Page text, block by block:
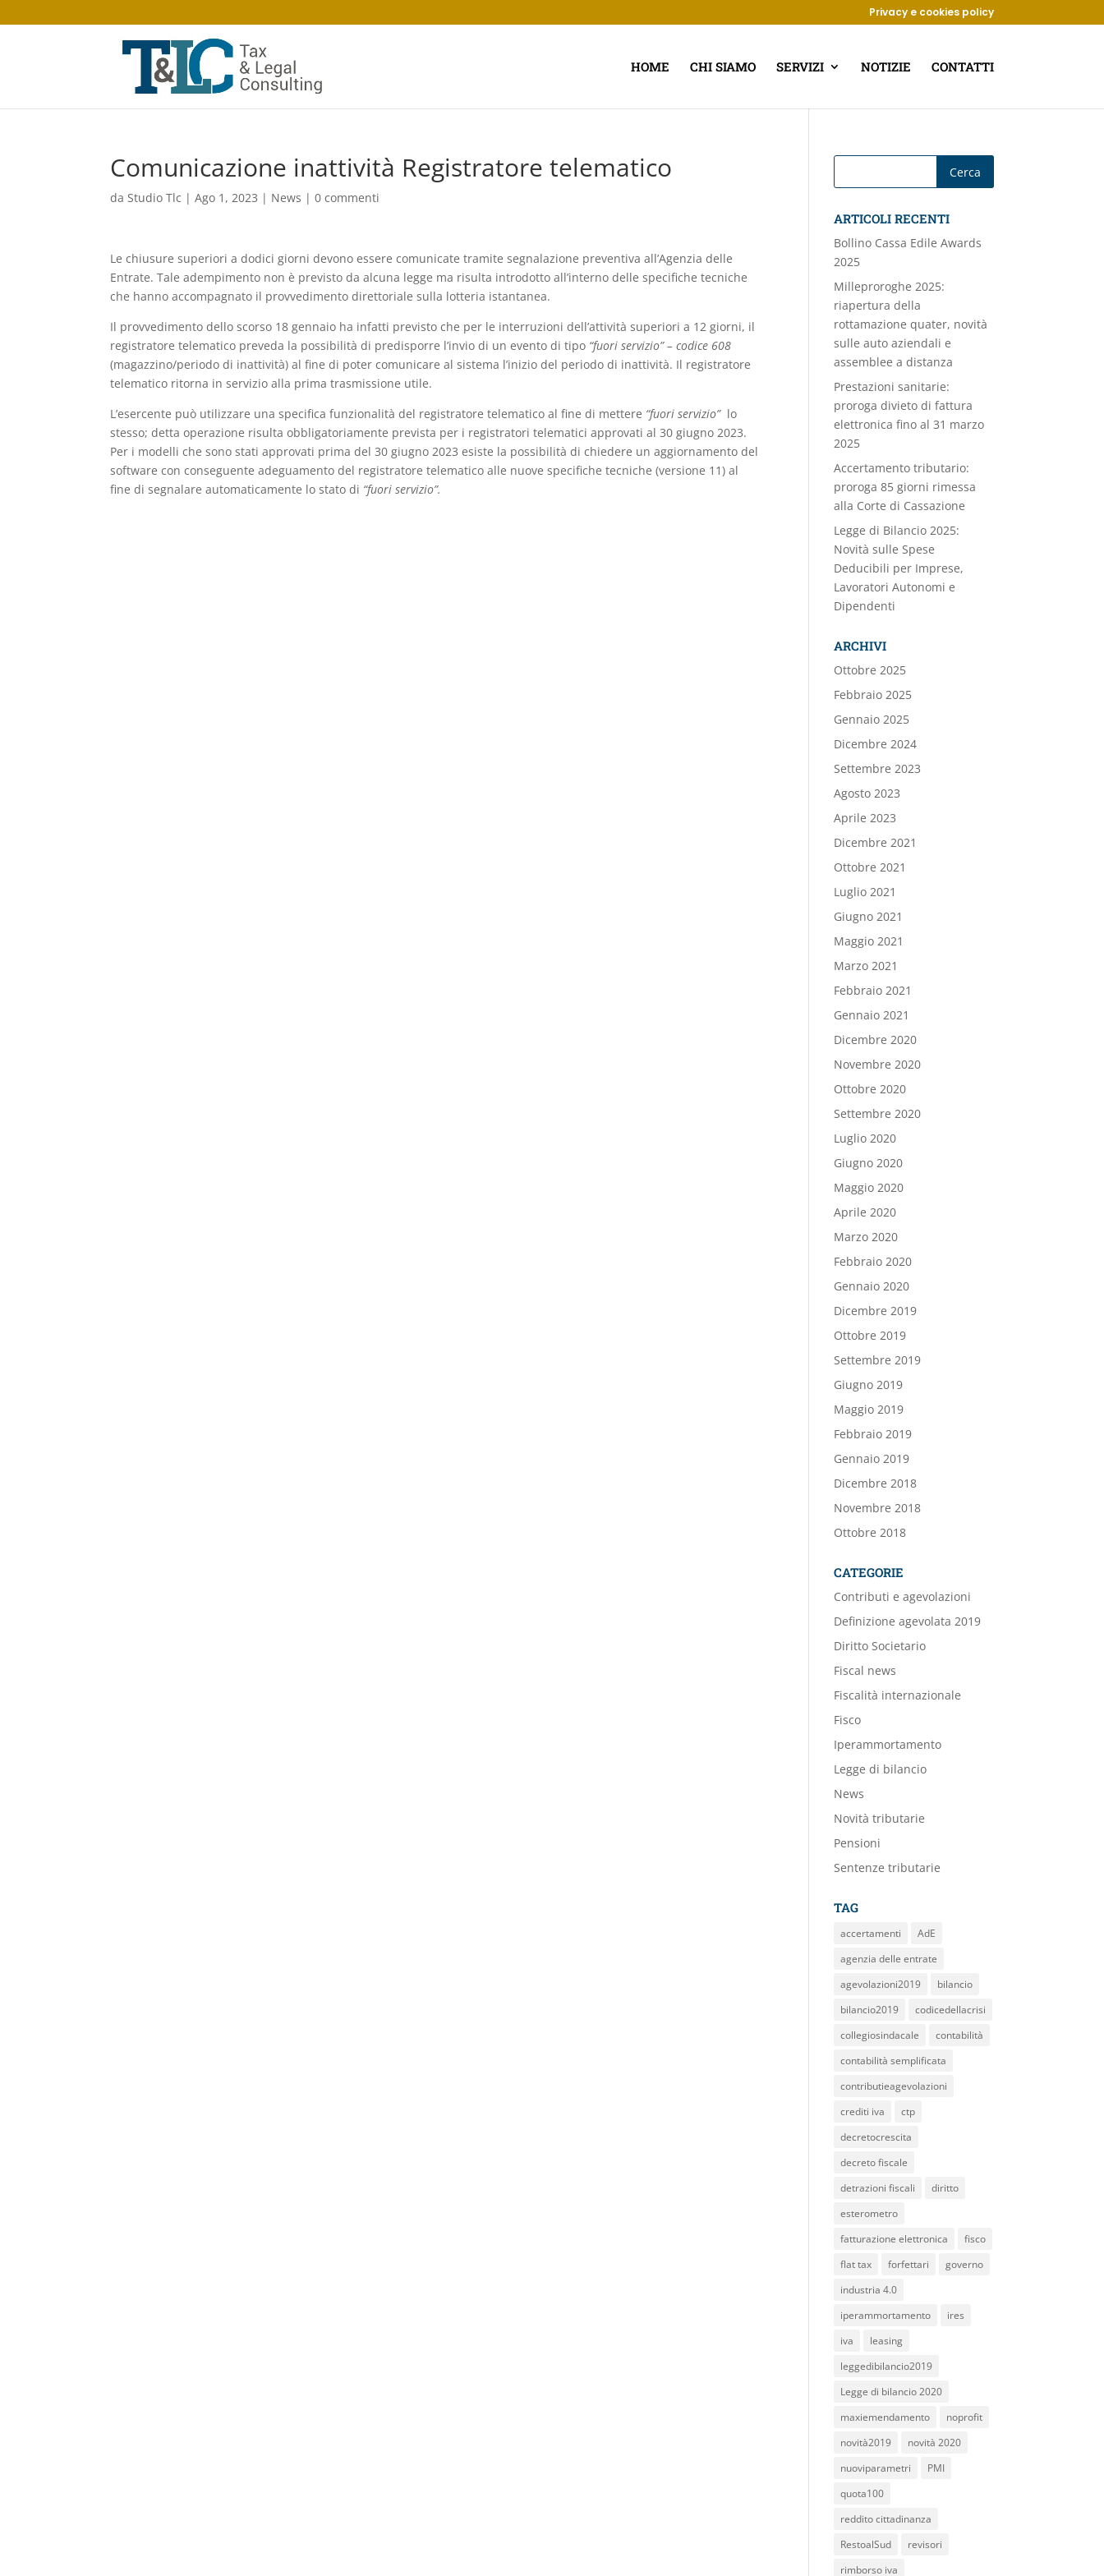
Privacy e cookies policy
HOME CHI SIAMO SERVIZI NOTIZIE CONTATTI
Comunicazione inattività Registratore telematico
daStudio Tlc |Ago 1, 2023 | News |0 commenti
Le chiusure superiori a dodici giorni devono essere comunicate tramite segnalazione preventiva all’Agenzia delle
Entrate. Tale adempimento non è previsto da alcuna legge ma risulta introdotto all’interno delle specifiche tecniche
che hanno accompagnato il provvedimento direttoriale sulla lotteria istantanea.
Il provvedimento dello scorso 18 gennaio ha infatti previsto che per le interruzioni dell’attività superiori a 12 giorni, il
registratore telematico preveda la possibilità di predisporre l’invio di un evento di tipo “fuori servizio” – codice 608
(magazzino/periodo di inattività) al fine di poter comunicare al sistema l’inizio del periodo di inattività. Il registratore
telematico ritorna in servizio alla prima trasmissione utile.
L’esercente può utilizzare una specifica funzionalità del registratore telematico al fine di mettere “fuori servizio” lo
stesso; detta operazione risulta obbligatoriamente prevista per i registratori telematici approvati al 30 giugno 2023.
Per i modelli che sono stati approvati prima del 30 giugno 2023 esiste la possibilità di chiedere un aggiornamento del
software con conseguente adeguamento del registratore telematico alle nuove specifiche tecniche (versione 11) al
fine di segnalare automaticamente lo stato di “fuori servizio”.
ARTICOLI RECENTI
Bollino Cassa Edile Awards
2025
Milleproroghe 2025:
riapertura della
rottamazione quater, novità
sulle auto aziendali e
assemblee a distanza
Prestazioni sanitarie:
proroga divieto di fattura
elettronica fino al 31 marzo
2025
Accertamento tributario:
proroga 85 giorni rimessa
alla Corte di Cassazione
Legge di Bilancio 2025:
Novità sulle Spese
Deducibili per Imprese,
Lavoratori Autonomi e
Dipendenti
ARCHIVI
Ottobre 2025
Febbraio 2025
Gennaio 2025
Dicembre 2024
Settembre 2023
Agosto 2023
Aprile 2023
Dicembre 2021
Ottobre 2021
Luglio 2021
Giugno 2021
Maggio 2021
Marzo 2021
Febbraio 2021
Gennaio 2021
Dicembre 2020
Novembre 2020
Ottobre 2020
Settembre 2020
Luglio 2020
Giugno 2020
Maggio 2020
Aprile 2020
Marzo 2020
Febbraio 2020
Gennaio 2020
Dicembre 2019
Ottobre 2019
Settembre 2019
Giugno 2019
Maggio 2019
Febbraio 2019
Gennaio 2019
Dicembre 2018
Novembre 2018
Ottobre 2018
CATEGORIE
Contributi e agevolazioni
Definizione agevolata 2019
Diritto Societario
Fiscal news
Fiscalità internazionale
Fisco
Iperammortamento
Legge di bilancio
News
Novità tributarie
Pensioni
Sentenze tributarie
TAG
accertamenti
AdE
agenzia delle entrate
agevolazioni2019
bilancio
bilancio2019
codicedellacrisi
collegiosindacale
contabilità
contabilità semplificata
contributieagevolazioni
crediti iva
ctp
decretocrescita
decreto fiscale
detrazioni fiscali
diritto
esterometro
fatturazione elettronica
fisco
flat tax
forfettari
governo
industria 4.0
iperammortamento
ires
iva
leasing
leggedibilancio2019
Legge di bilancio 2020
maxiemendamento
noprofit
novità2019
novità 2020
nuoviparametri
PMI
quota100
reddito cittadinanza
RestoalSud
revisori
rimborso iva